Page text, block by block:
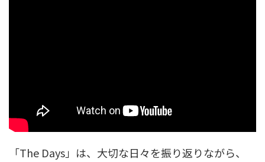
「The Days」は、大切な日々を振り返りながら、